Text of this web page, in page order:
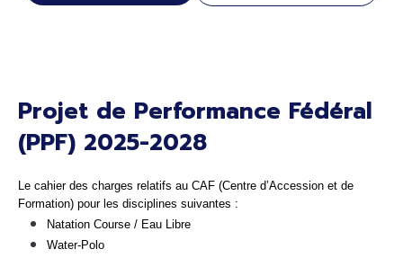
Projet de Performance Fédéral
(PPF) 2025-2028
Le cahier des charges relatifs au CAF (Centre d’Accession et de
Formation) pour les disciplines suivantes :
Natation Course / Eau Libre
Water-Polo